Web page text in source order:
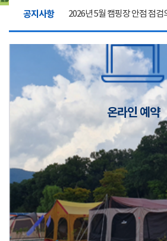
공지사항 2026년 5월 캠핑장 안점 점검
캠핑장(9월1일~6일) 미운영
2026년 5월 캠핑장 안점 점
캠핑장(9월1일~6일) 미운영
2026년 5월 캠핑장 안점 점
온라인 예약